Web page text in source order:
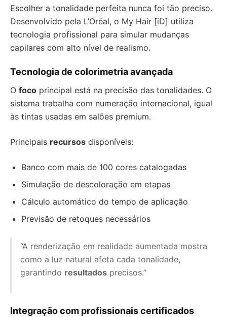
Escolher a tonalidade perfeita nunca foi tão preciso.
Desenvolvido pela L’Oréal, o My Hair [iD] utiliza
tecnologia profissional para simular mudanças
capilares com alto nível de realismo.
Tecnologia de colorimetria avançada
O foco principal está na precisão das tonalidades. O
sistema trabalha com numeração internacional, igual
às tintas usadas em salões premium.
Principais recursos disponíveis:
Banco com mais de 100 cores catalogadas
Simulação de descoloração em etapas
Cálculo automático do tempo de aplicação
Previsão de retoques necessários
“A renderização em realidade aumentada mostra
como a luz natural afeta cada tonalidade,
garantindo resultados precisos.”
Integração com profissionais certificados